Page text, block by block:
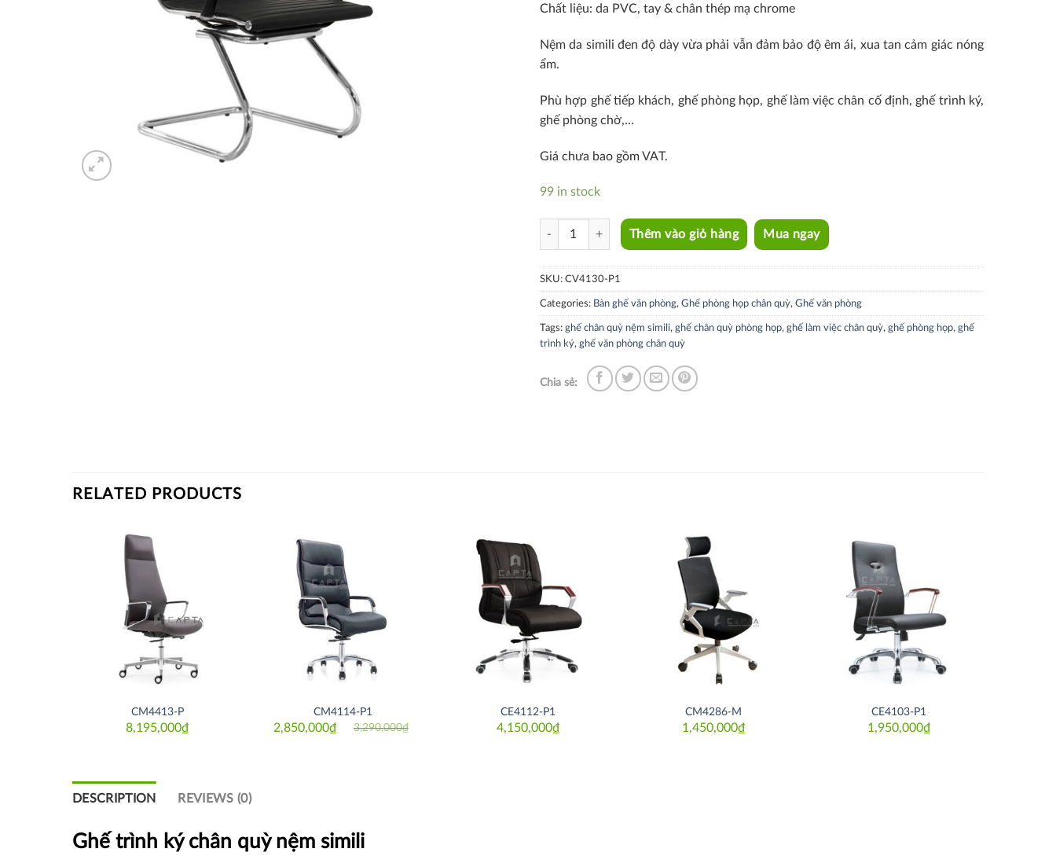
Chất liệu: da PVC, tay & chân thép mạ chrome
Nệm da simili đen độ dày vừa phải vẫn đảm bảo độ êm ái, xua tan cảm giác nóng
ẩm.
Phù hợp ghế tiếp khách, ghế phòng họp, ghế làm việc chân cố định, ghế trình ký,
ghế phòng chờ,…
Giá chưa bao gồm VAT.
99 in stock
CV4130-P1 quantity
Thêm vào giỏ hàng Mua ngay
SKU: CV4130-P1
Categories: Bàn ghế văn phòng, Ghế phòng họp chân quỳ, Ghế văn phòng
Tags: ghế chân quỳ nệm simili, ghế chân quỳ phòng họp, ghế làm việc chân quỳ, ghế phòng họp, ghế
trình ký, ghế văn phòng chân quỳ
Chia sẻ:
RELATED PRODUCTS
CM4413-P
8,195,000₫
CM4114-P1
3,290,000₫
Original
2,850,000₫
Current
CE4112-P1
4,150,000₫
CM4286-M
1,450,000₫
CE4103-P1
1,950,000₫
DESCRIPTION REVIEWS (0)
Ghế trình ký chân quỳ nệm simili